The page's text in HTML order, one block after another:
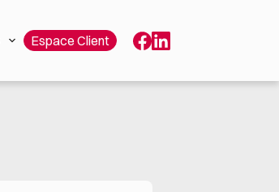
Espace Client